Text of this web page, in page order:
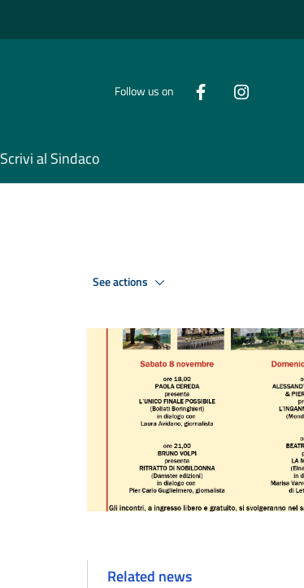
Follow us on
Scrivi al Sindaco
See actions
Related news